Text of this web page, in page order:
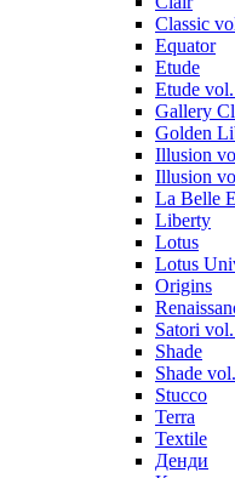
Classic
Equator
Etude
Etude
Gallery
Golden
Illusion
Illusion
La Belle
Liberty
Lotus
Lotus
Origins
Satori
Shade
Shade
Stucco
Terra
Textile
Денди